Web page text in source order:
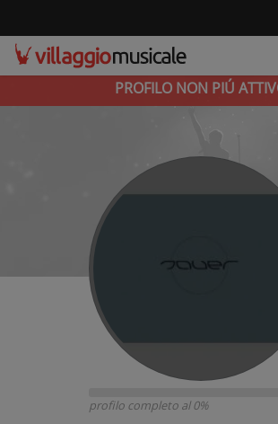
PROFILO NON PIÚ
profilo completo al 0%